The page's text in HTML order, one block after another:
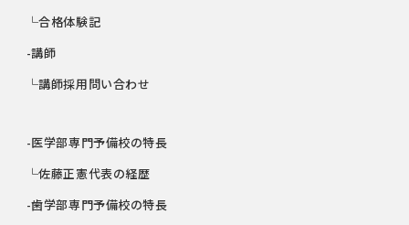
└合格体験記
-講師
└講師採用問い合わせ
-医学部専門予備校の特長
└佐藤正憲代表の経歴
-歯学部専門予備校の特長